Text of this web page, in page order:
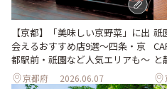
【京都】「美味しい京野菜」に出
会えるおすすめ店9選～四条・京
都駅前・祇園など人気エリアも～
京都府 2026.06.07
祇
と